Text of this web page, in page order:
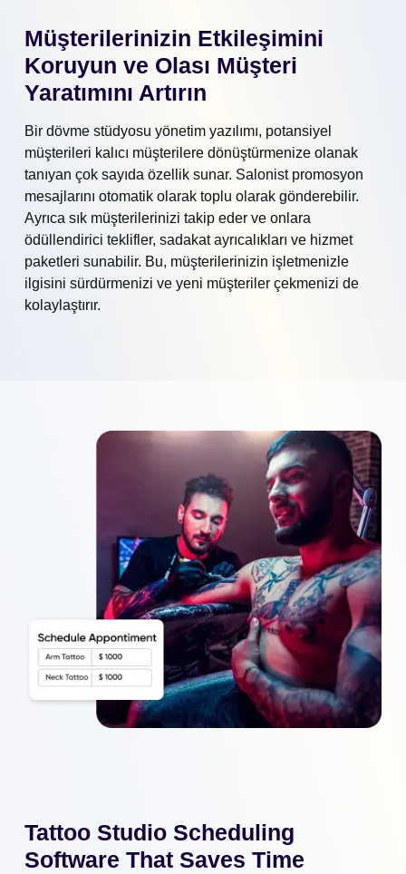
Müşterilerinizin Etkileşimini
Koruyun ve Olası Müşteri
Yaratımını Artırın
Bir dövme stüdyosu yönetim yazılımı, potansiyel
müşterileri kalıcı müşterilere dönüştürmenize olanak
tanıyan çok sayıda özellik sunar. Salonist promosyon
mesajlarını otomatik olarak toplu olarak gönderebilir.
Ayrıca sık müşterilerinizi takip eder ve onlara
ödüllendirici teklifler, sadakat ayrıcalıkları ve hizmet
paketleri sunabilir. Bu, müşterilerinizin işletmenizle
ilgisini sürdürmenizi ve yeni müşteriler çekmenizi de
kolaylaştırır.
Tattoo Studio Scheduling
Software That Saves Time